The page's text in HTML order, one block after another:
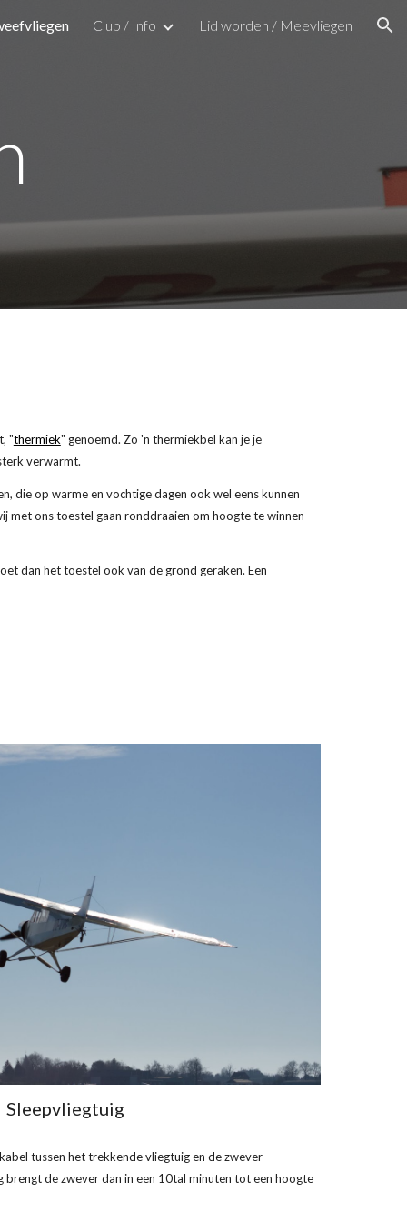
Club / Info Lid worden / Meevliegen
"thermiek" genoemd. Zo 'n thermiekbel kan je je
verwarmt.
die op warme en vochtige dagen ook wel eens kunnen
met ons toestel gaan ronddraaien om hoogte te winnen
dan het toestel ook van de grond geraken. Een
Sleepvliegtuig
tussen het trekkende vliegtuig en de zwever
brengt de zwever dan in een 10tal minuten tot een hoogte